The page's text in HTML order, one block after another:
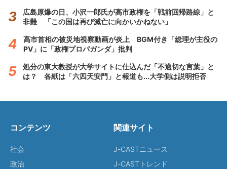
広島原爆の日、小沢一郎氏が高市政権を「戦前回帰路線」と
非難 「この国は再び滅亡に向かいかねない」
高市首相の被災地視察動画が炎上 BGM付き「総理が主役の
PV」に「政権プロパガンダ」批判
処分の東大教授が大学サイトに仕込んだ「不適切な言葉」と
は？ 各紙は「六四天安門」と報道も...大学側は説明拒否
コンテンツ
社会
政治
関連サイト
J-CASTニュース
J-CASTトレンド